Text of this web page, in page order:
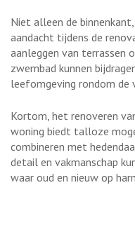
Niet alleen de
aandacht tijdens de
aanleggen van terrassen
zwembad kunnen
leefomgeving rondom de
Kortom, het renoveren
woning biedt talloze
combineren met
detail en vakmanschap
waar oud en nieuw op